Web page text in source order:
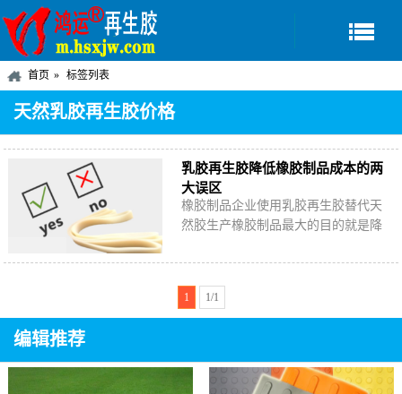
首页 标签列表
天然乳胶再生胶价格
乳胶再生胶降低橡胶制品成本的两
大误区
橡胶制品企业使用乳胶再生胶替代天
然胶生产橡胶制品最大的目的就是降
时，出现了两种声音，哪个对呢？
1 1/1
编辑推荐